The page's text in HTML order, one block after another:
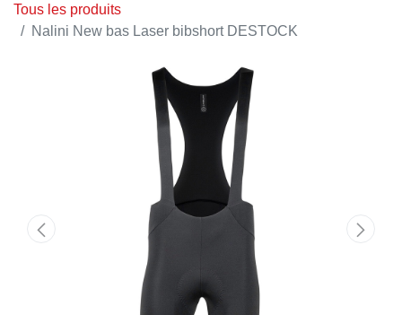
Tous les produits
Nalini New bas Laser bibshort DESTOCK